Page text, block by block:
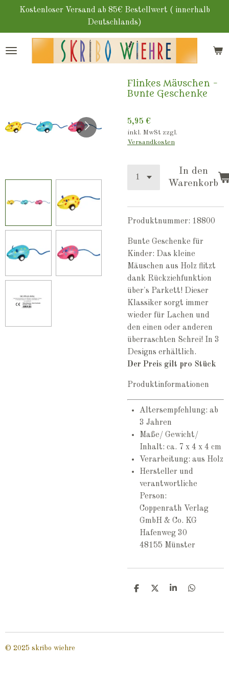
Zum
springen
Kostenloser Versand ab 85€ Bestellwert ( innerhalb
Deutschlands)
Flinkes Mäuschen -
Bunte Geschenke
5,95 €
inkl. MwSt zzgl.
Versandkosten
In den
Warenkorb
Produktnummer: 18800
Bunte Geschenke für
Kinder: Das kleine
Mäuschen aus Holz flitzt
dank Rückziehfunktion
über's Parkett! Dieser
Klassiker sorgt immer
wieder für Lachen und
den einen oder anderen
überraschten Schrei! In 3
Designs erhältlich.
Der Preis gilt pro Stück
Produktinformationen
Altersempfehlung: ab
3 Jahren
Maße/ Gewicht/
Inhalt: ca. 7 x 4 x 4 cm
Verarbeitung: aus Holz
Hersteller und
verantwortliche
Person:
Coppenrath Verlag
GmbH & Co. KG
Hafenweg 30
48155 Münster
T
n
T
n
T
n
T
n
© 2025 skribo wiehre